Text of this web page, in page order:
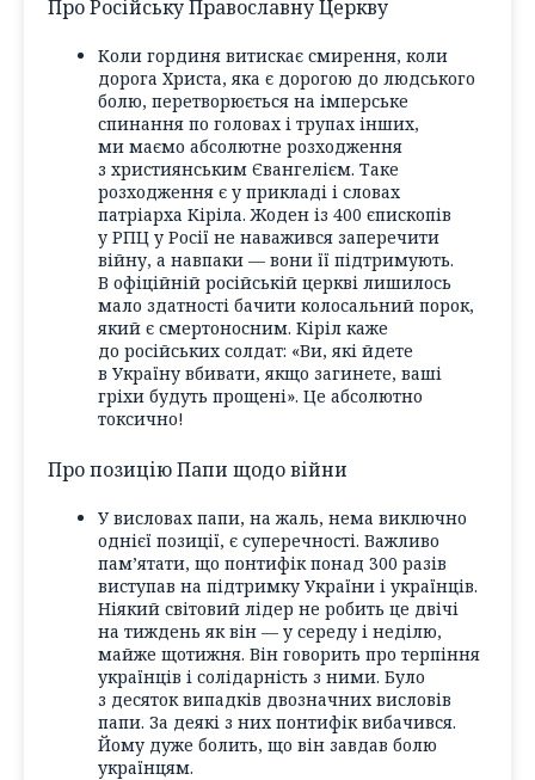
Про Російську Православну Церкву
Коли гординя витискає смирення, коли
дорога Христа, яка є дорогою до людського
болю, перетворюється на імперське
спинання по головах і трупах інших,
ми маємо абсолютне розходження
з християнським Євангелієм. Таке
розходження є у прикладі і словах
патріарха Кіріла. Жоден із 400 єпископів
у РПЦ у Росії не наважився заперечити
війну, а навпаки — вони її підтримують.
В офіційній російській церкві лишилось
мало здатності бачити колосальний порок,
який є смертоносним. Кіріл каже
до російських солдат: «Ви, які йдете
в Україну вбивати, якщо загинете, ваші
гріхи будуть прощені». Це абсолютно
токсично!
Про позицію Папи щодо війни
У висловах папи, на жаль, нема виключно
однієї позиції, є суперечності. Важливо
пам’ятати, що понтифік понад 300 разів
виступав на підтримку України і українців.
Ніякий світовий лідер не робить це двічі
на тиждень як він — у середу і неділю,
майже щотижня. Він говорить про терпіння
українців і солідарність з ними. Було
з десяток випадків двозначних висловів
папи. За деякі з них понтифік вибачився.
Йому дуже болить, що він завдав болю
українцям.